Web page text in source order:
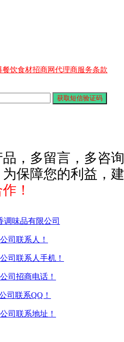
餐饮食材招商网代理商服务条款
，多留言，多咨询
保障您的利益，建
！
调味品有限公司
司联系人！
司联系人手机！
司招商电话！
司联系QQ！
司联系地址！